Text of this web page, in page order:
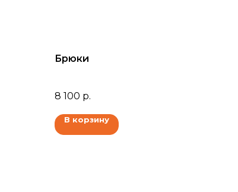
Брюки
8 100 р.
В корзину